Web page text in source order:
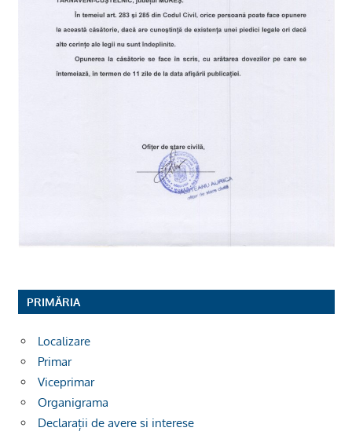
PRIMĂRIA
Localizare
Primar
Viceprimar
Organigrama
Declarații de avere si interese